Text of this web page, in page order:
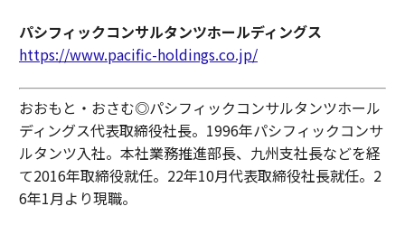
パシフィックコンサルタンツホールディングス
https://www.pacific-holdings.co.jp/
おおもと・おさむ◎パシフィックコンサルタンツホール
ディングス代表取締役社長。1996年パシフィックコンサ
ルタンツ入社。本社業務推進部長、九州支社長などを経
て2016年取締役就任。22年10月代表取締役社長就任。2
6年1月より現職。